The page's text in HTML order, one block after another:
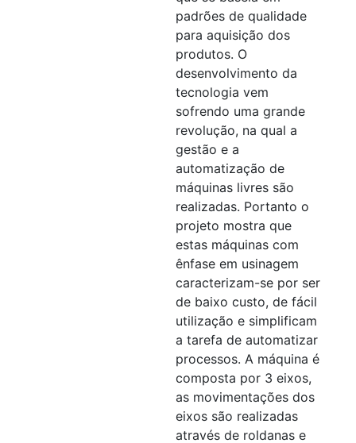
padrões de qualidade
para aquisição dos
produtos. O
desenvolvimento da
tecnologia vem
sofrendo uma grande
revolução, na qual a
gestão e a
automatização de
máquinas livres são
realizadas. Portanto o
projeto mostra que
estas máquinas com
ênfase em usinagem
caracterizam-se por ser
de baixo custo, de fácil
utilização e simplificam
a tarefa de automatizar
processos. A máquina é
composta por 3 eixos,
as movimentações dos
eixos são realizadas
através de roldanas e